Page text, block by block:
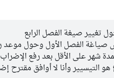
تغيير صيغة الفصل الرابع
الفصل الأول وحول موعد
شهر على الأقل بعد رفع الإضراب
التيسيير وأنا لا أوافق مقترح